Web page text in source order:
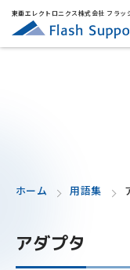
東亜エレクトロニクス株式会社 フラッ
ホーム 用語集
アダプタ